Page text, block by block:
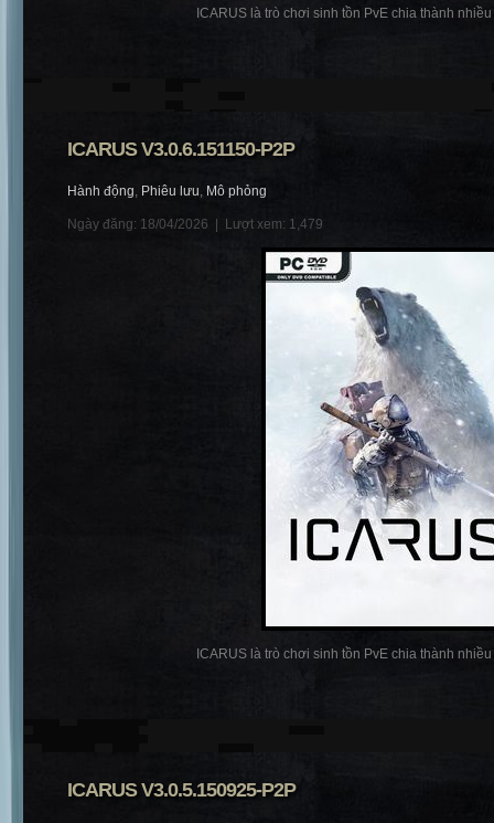
ICARUS là trò chơi sinh tồn PvE chia thành
ICARUS V3.0.6.151150-P2P
Hành động, Phiêu lưu, Mô phỏng
Ngày đăng: 18/04/2026 | Lượt xem: 1,479
ICARUS là trò chơi sinh tồn PvE chia thành
ICARUS V3.0.5.150925-P2P